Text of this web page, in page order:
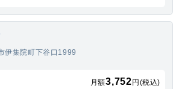
伊集院町下谷口1999
月額3,752 円(税込)